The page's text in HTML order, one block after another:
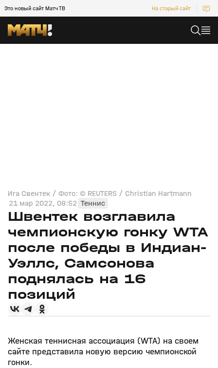
Это новый сайт Матч ТВ На старый сайт
Ига Свентек / Фото: © REUTERS / Christian Hartmann
21 мар 2022, 08:52 Теннис
Швентек возглавила
чемпионскую гонку WTA
после победы в Индиан-
Уэллс, Самсонова
поднялась на 16
позиций
Женская теннисная ассоциация (WTA) на своем
сайте представила новую версию чемпионской
гонки.